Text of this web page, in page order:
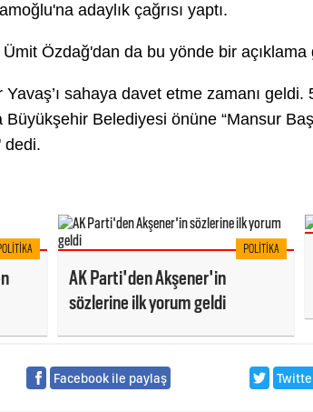
adaylık çağrısı yaptı.
Özdağ'dan da bu yönde bir açıklama
Yavaş’ı sahaya davet etme zamanı
Büyükşehir Belediyesi önüne “Mansur
dedi.
POLITIKA
AK Parti'den Akşener'in
sözlerine ilk yorum geldi
Facebook ile paylaş